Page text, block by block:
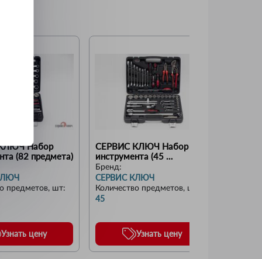
Набор
(82 предмета)
предметов, шт:
Узнать цену
СЕРВИС КЛЮЧ Набор
инструмента (45
предметов)
Бренд:
СЕРВИС КЛЮЧ
Количество предметов, шт
45
Узнать цену